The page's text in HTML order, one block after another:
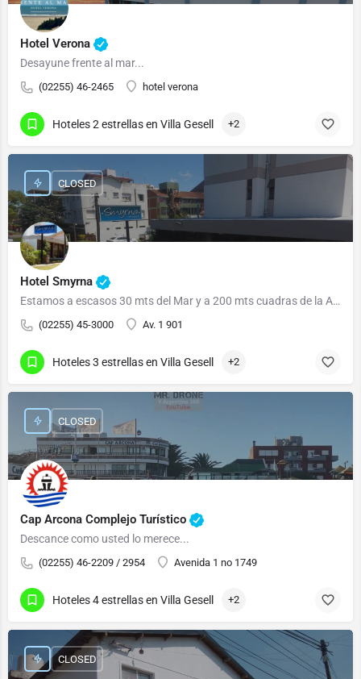
Hotel Verona
Desayune frente al mar...
(02255) 46-2465 hotel verona
Hoteles 2 estrellas en Villa Gesell +2
Hotel Smyrna
Estamos a escasos 30 mts del Mar y a 200 mts cuadras de la Av 3 que es la Peatonal Comerci
(02255) 45-3000 Av. 1 901
CLOSED
Hoteles 3 estrellas en Villa Gesell +2
Cap Arcona Complejo Turístico
Descance como usted lo merece...
(02255) 46-2209 / 2954 Avenida 1 no 1749
CLOSED
Hoteles 4 estrellas en Villa Gesell +2
CLOSED